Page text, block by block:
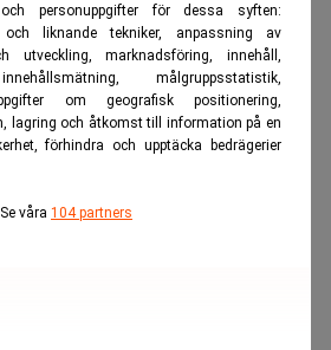
personuppgifter för dessa syften:
och liknande tekniker, anpassning av
utveckling, marknadsföring, innehåll,
målgruppsstatistik,
om geografisk positionering,
lagring och åtkomst till information på en
förhindra och upptäcka bedrägerier
Se våra 104 partners
omständigheter ofta avgör
när Abel tar över efter Buffett.
procent
sin syn på tur till sin filantropi.
”The Giving Pledge”, ett
rapporterar